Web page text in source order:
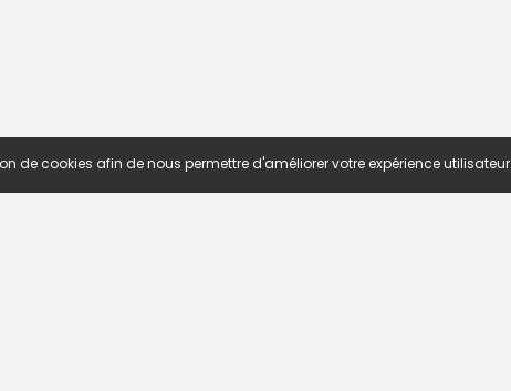
de cookies afin de nous permettre d'améliorer votre expérience utilisateur